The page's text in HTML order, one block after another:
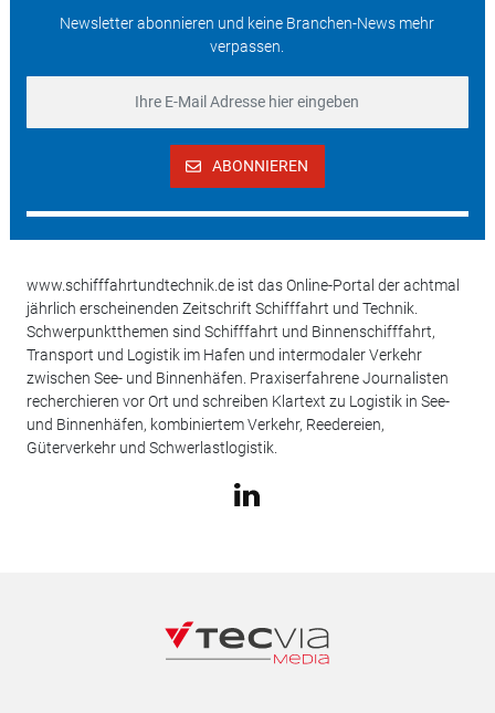
Newsletter abonnieren und keine Branchen-News mehr
verpassen.
ABONNIEREN
www.schifffahrtundtechnik.de ist das Online-Portal der achtmal
jährlich erscheinenden Zeitschrift Schifffahrt und Technik.
Schwerpunktthemen sind Schifffahrt und Binnenschifffahrt,
Transport und Logistik im Hafen und intermodaler Verkehr
zwischen See- und Binnenhäfen. Praxiserfahrene Journalisten
recherchieren vor Ort und schreiben Klartext zu Logistik in See-
und Binnenhäfen, kombiniertem Verkehr, Reedereien,
Güterverkehr und Schwerlastlogistik.